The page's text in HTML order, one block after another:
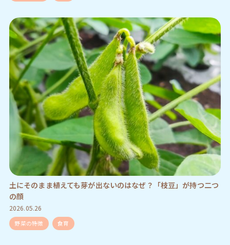
土にそのまま植えても芽が出ないのはなぜ？「枝豆」が持つ二つ
の顔
2026.05.26
野菜の特徴 食育